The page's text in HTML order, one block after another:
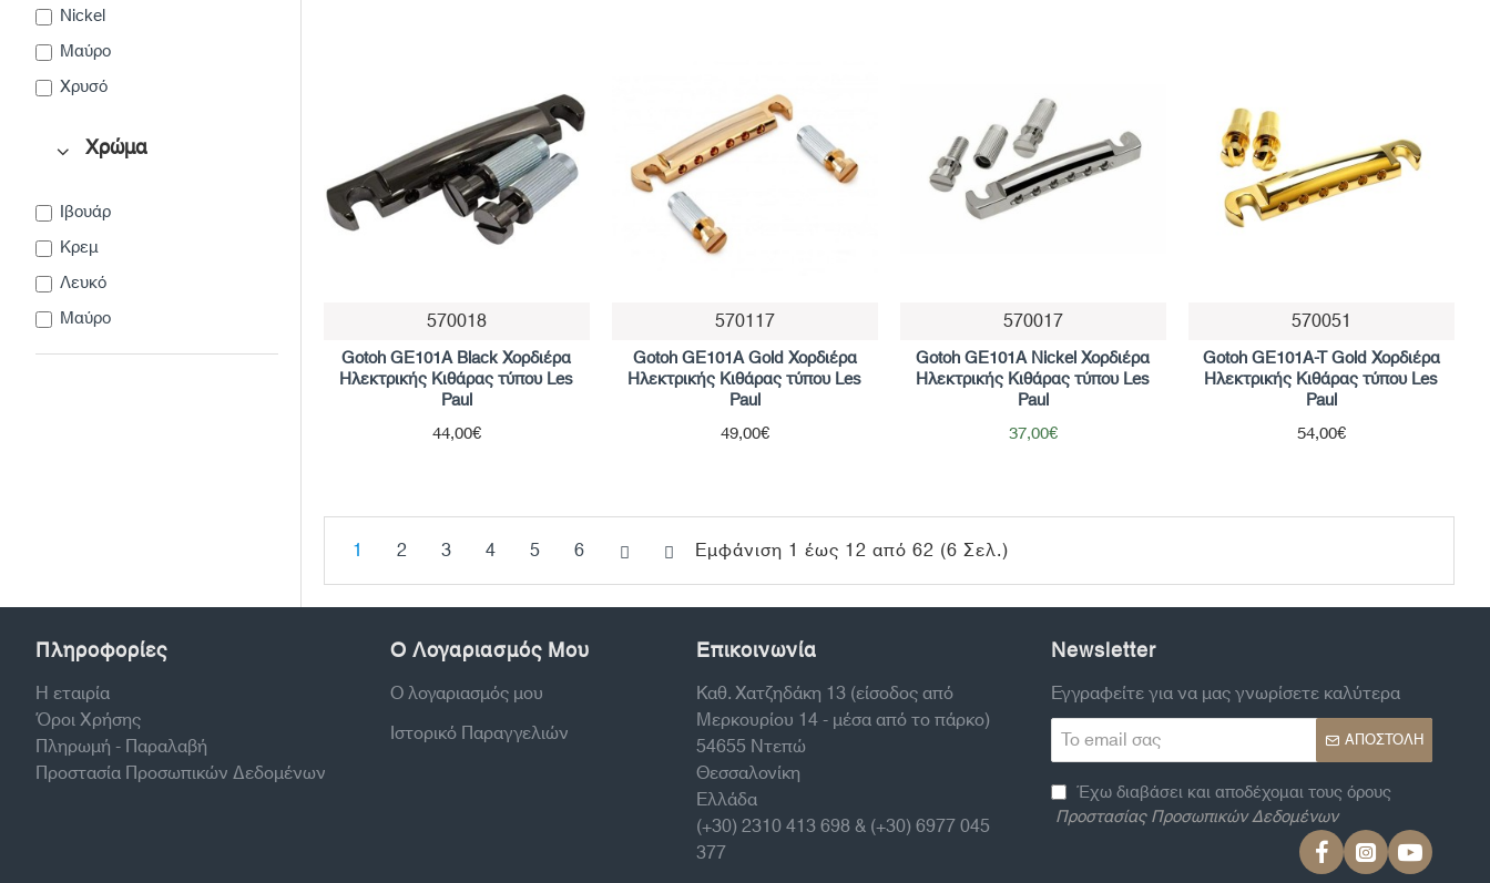
Nickel
Μαύρο
Χρυσό
Χρώμα
Ιβουάρ
Κρεμ
Λευκό
Μαύρο
570018
Gotoh GE101A Black Χορδιέρα
Ηλεκτρικής Κιθάρας τύπου Les
Paul
44,00€
570117
Gotoh GE101A Gold Χορδιέρα
Ηλεκτρικής Κιθάρας τύπου Les
Paul
49,00€
570017
Gotoh GE101A Nickel Χορδιέρα
Ηλεκτρικής Κιθάρας τύπου Les
Paul
37,00€
570051
Gotoh GE101A-T Gold Χορδιέρα
Ηλεκτρικής Κιθάρας τύπου Les
Paul
54,00€
1 2 3 4 5 6 Εμφάνιση 1 έως 12 από 62 (6 Σελ.)
Πληροφορίες
Η εταιρία
Όροι Χρήσης
Πληρωμή - Παραλαβή
Προστασία Προσωπικών Δεδομένων
Ο Λογαριασμός Μου
Ο λογαριασμός μου
Ιστορικό Παραγγελιών
Επικοινωνία
Καθ. Χατζηδάκη 13 (είσοδος από
Μερκουρίου 14 - μέσα από το πάρκο)
54655 Ντεπώ
Θεσσαλονίκη
Ελλάδα
(+30) 2310 413 698 & (+30) 6977 045
377
Newsletter
Εγγραφείτε για να μας γνωρίσετε καλύτερα
Το
email
σας
ΑΠΟΣΤΟΛΉ
Έχω διαβάσει και αποδέχομαι τους όρους
Προστασίας Προσωπικών Δεδομένων